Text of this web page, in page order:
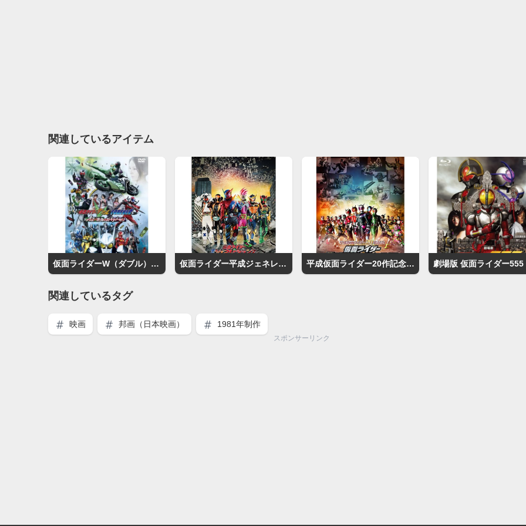
関連しているアイテム
仮面ライダーW（ダブル） FOREVER AtoZ 運命のガイアメモリ 仮面ライダー平成ジェネレーションズFINAL ビルド＆エグゼイドwithレジェンドライダー 平成仮面ライダー20作記念 仮面ライダー平成ジェネレーションズ FOREVER
関連しているタグ
映画 邦画（日本映画） 1981年制作
スポンサーリンク